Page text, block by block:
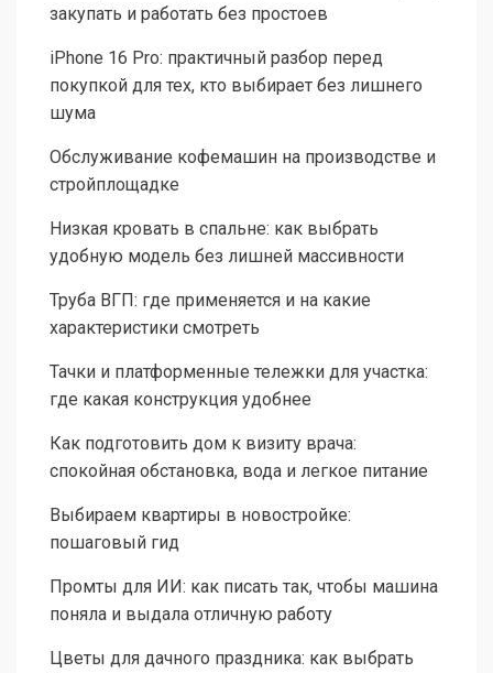
закупать и работать без простоев
iPhone 16 Pro: практичный разбор перед
покупкой для тех, кто выбирает без лишнего
шума
Обслуживание кофемашин на производстве и
стройплощадке
Низкая кровать в спальне: как выбрать
удобную модель без лишней массивности
Труба ВГП: где применяется и на какие
характеристики смотреть
Тачки и платформенные тележки для участка:
где какая конструкция удобнее
Как подготовить дом к визиту врача:
спокойная обстановка, вода и легкое питание
Выбираем квартиры в новостройке:
пошаговый гид
Промты для ИИ: как писать так, чтобы машина
поняла и выдала отличную работу
Цветы для дачного праздника: как выбрать